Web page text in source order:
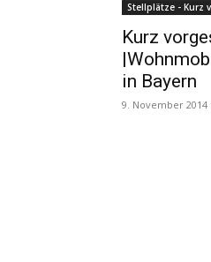
Stellplätze - Kurz
Kurz
in Bayern
9. November 2014